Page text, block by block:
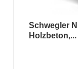
Schwegler
Holzbeton,...